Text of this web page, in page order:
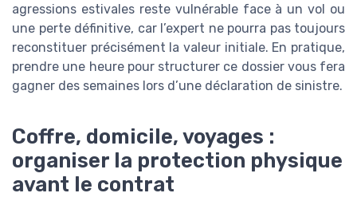
agressions estivales reste vulnérable face à un vol ou
une perte définitive, car l’expert ne pourra pas toujours
reconstituer précisément la valeur initiale. En pratique,
prendre une heure pour structurer ce dossier vous fera
gagner des semaines lors d’une déclaration de sinistre.
Coffre, domicile, voyages :
organiser la protection physique
avant le contrat